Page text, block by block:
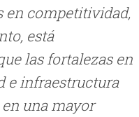
en competitividad,
está
las fortalezas en
e infraestructura
una mayor